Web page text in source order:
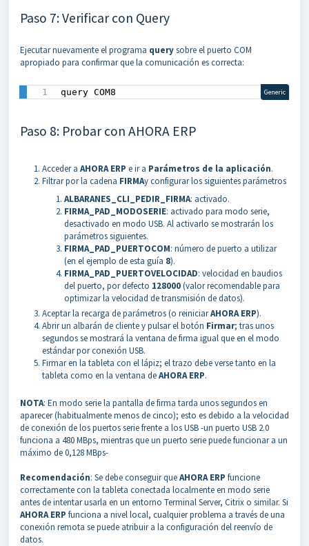
Paso 7: Verificar con Query
Ejecutar nuevamente el programa querysobre el puerto COM
apropiado para confirmar que la comunicación es correcta:
query COM8 Generic
Paso 8: Probar con AHORA ERP
Acceder a AHORA ERP e ir a Parámetros de la aplicación.
Filtrar por la cadena FIRMAy configurar los siguientes parámetros
ALBARANES_CLI_PEDIR_FIRMA: activado.
FIRMA_PAD_MODOSERIE: activado para modo serie,
desactivado en modo USB. Al activarlo se mostrarán los
parámetros siguientes.
FIRMA_PAD_PUERTOCOM: número de puerto a utilizar
(en el ejemplo de esta guía 8).
FIRMA_PAD_PUERTOVELOCIDAD: velocidad en baudios
del puerto, por defecto 128000(valor recomendable para
optimizar la velocidad de transmisión de datos).
Aceptar la recarga de parámetros (o reiniciarAHORA ERP).
Abrir un albarán de cliente y pulsar el botón Firmar; tras unos
segundos se mostrará la ventana de firma igual que en el modo
estándar por conexión USB.
Firmar en la tableta con el lápiz; el trazo debe verse tanto en la
tableta como en la ventana deAHORA ERP.
NOTA: En modo serie la pantalla de firma tarda unos segundos en
aparecer (habitualmente menos de cinco); esto es debido a la velocidad
de conexión de los puertos serie frente a los USB -un puerto USB 2.0
funciona a 480 MBps, mientras que un puerto serie puede funcionar a un
máximo de 0,128 MBps-
Recomendación: Se debe conseguir queAHORA ERP funcione
correctamente con la tableta conectada localmente en modo serie
antes de intentar usarla en un entorno Terminal Server, Citrix o similar. Si
AHORA ERP funciona a nivel local, cualquier problema a través de una
conexión remota se puede atribuir a la configuración del reenvío de
datos.